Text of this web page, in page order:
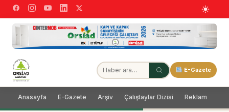
E-Gazete
Anasayfa E-Gazete Arşiv Çalıştaylar Dizisi Reklam